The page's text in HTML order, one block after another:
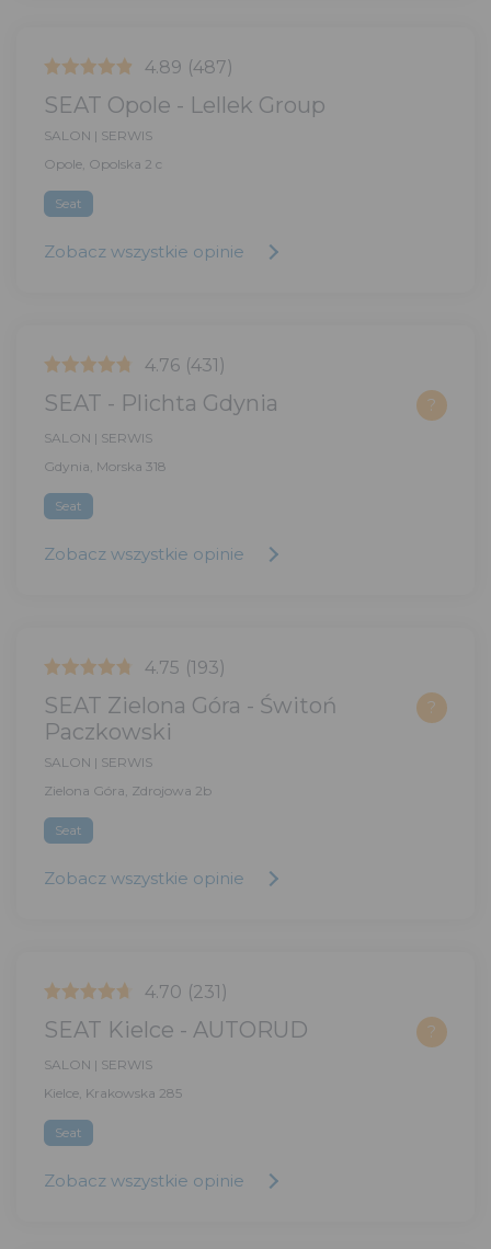
4.89 (487)
SEAT Opole - Lellek Group
SALON | SERWIS
Opole, Opolska 2 c
Seat
Zobacz wszystkie opinie
4.76 (431)
SEAT - Plichta Gdynia ?
SALON | SERWIS
Gdynia, Morska 318
Seat
Zobacz wszystkie opinie
4.75 (193)
SEAT Zielona Góra - Świtoń
Paczkowski
?
SALON | SERWIS
Zielona Góra, Zdrojowa 2b
Seat
Zobacz wszystkie opinie
4.70 (231)
SEAT Kielce - AUTORUD ?
SALON | SERWIS
Kielce, Krakowska 285
Seat
Zobacz wszystkie opinie